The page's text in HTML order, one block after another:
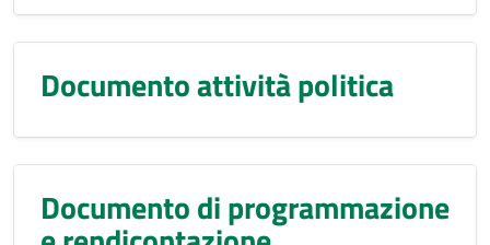
Documento attività politica
Documento di programmazione